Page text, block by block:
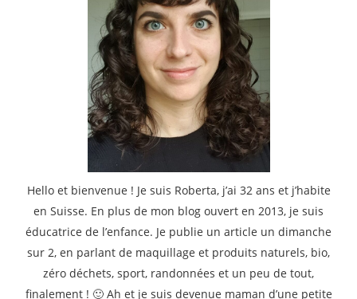
Hello et bienvenue ! Je suis Roberta, j’ai 32 ans et j’habite
en Suisse. En plus de mon blog ouvert en 2013, je suis
éducatrice de l’enfance. Je publie un article un dimanche
sur 2, en parlant de maquillage et produits naturels, bio,
zéro déchets, sport, randonnées et un peu de tout,
finalement ! 🙂 Ah et je suis devenue maman d’une petite